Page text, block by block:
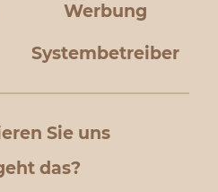
Werbung
Systembetreiber
Sie uns
das?